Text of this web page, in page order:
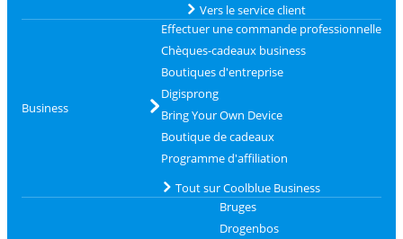
Vers le service client
Business
Effectuer une commande professionnelle
Chèques-cadeaux business
Boutiques d'entreprise
Digisprong
Bring Your Own Device
Boutique de cadeaux
Programme d'affiliation
Tout sur Coolblue Business
Bruges
Drogenbos